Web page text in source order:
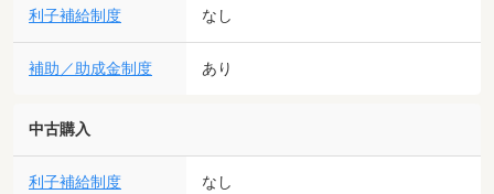
利子補給制度 なし
補助／助成金制度 あり
中古購入
利子補給制度 なし